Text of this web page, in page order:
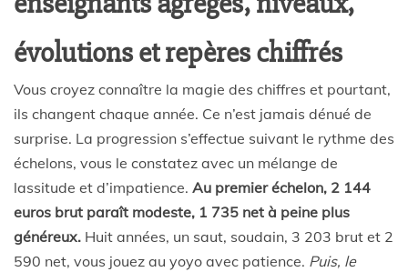
évolutions et repères chiffrés
Vous croyez connaître la magie des chiffres et pourtant,
ils changent chaque année. Ce n’est jamais dénué de
surprise. La progression s’effectue suivant le rythme des
échelons, vous le constatez avec un mélange de
lassitude et d’impatience. Au premier échelon, 2 144
euros brut paraît modeste, 1 735 net à peine plus
généreux. Huit années, un saut, soudain, 3 203 brut et 2
590 net, vous jouez au yoyo avec patience. Puis, le